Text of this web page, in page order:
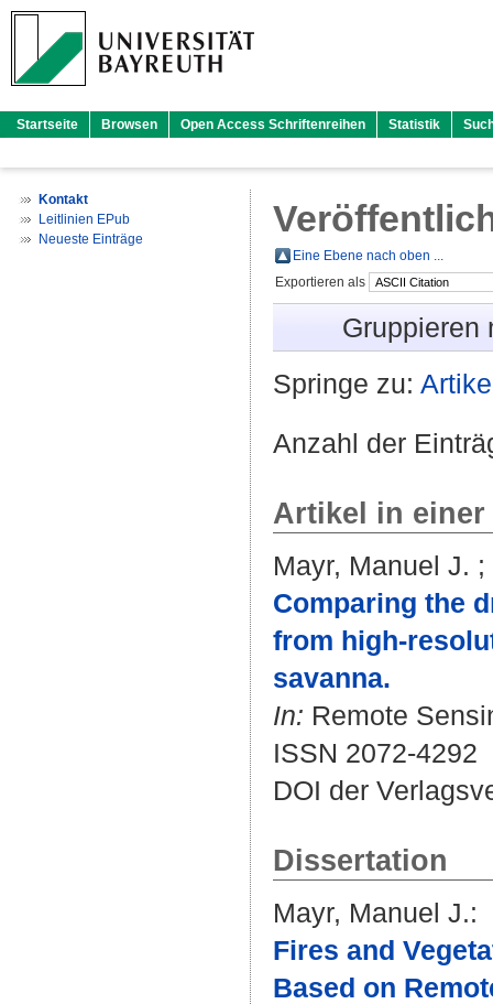
Startseite Browsen Open Access Schriftenreihen Statistik
Kontakt
Leitlinien EPub
Neueste Einträge
Eine Ebene nach oben ...
Exportieren als
Gruppieren
Springe zu:
Anzahl der
Artikel in
Mayr, Manuel J. ;
Comparing the
from high-
savanna.
In: Remote
ISSN 2072-4292
DOI der
Dissertation
Mayr, Manuel J.:
Fires and
Based on